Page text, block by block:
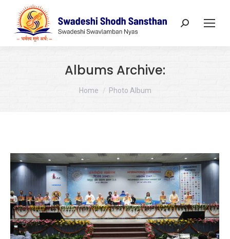
Search:
Albums Archive:
You are here:
Home Photo Album